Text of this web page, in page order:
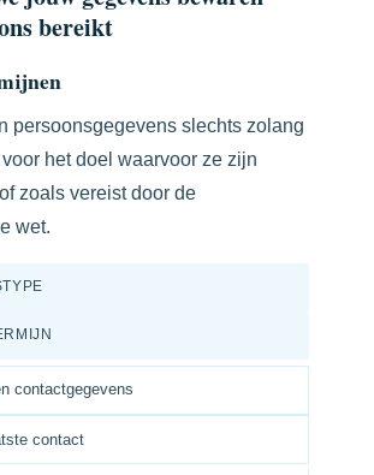
bereikt
persoonsgegevens slechts zolang
het doel waarvoor ze zijn
zoals vereist door de
wet.
contactgegevens
contact